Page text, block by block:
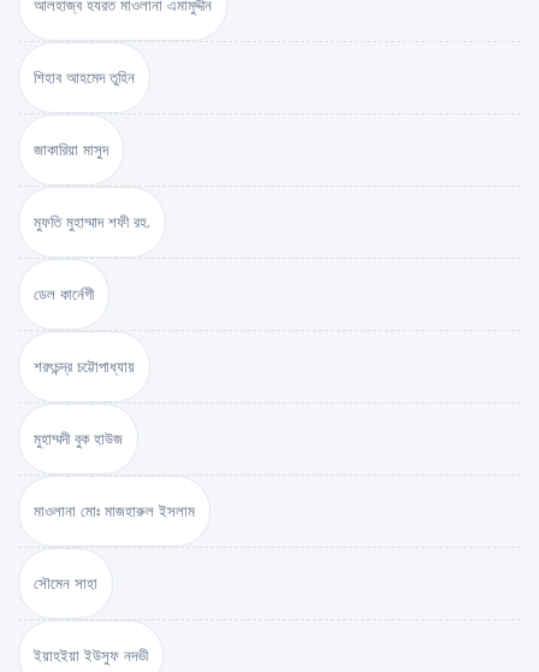
আলহাজ্ব হযরত মাওলানা এমামুদ্দীন
শিহাব আহমেদ তুহিন
জাকারিয়া মাসুদ
মুফতি মুহাম্মাদ শফী রহ.
ডেল কার্নেগী
শরৎচন্দ্র চট্টোপাধ্যায়
মুহাম্মদী বুক হাউজ
মাওলানা মোঃ মাজহারুল ইসলাম
সৌমেন সাহা
ইয়াহইয়া ইউসুফ নদভী